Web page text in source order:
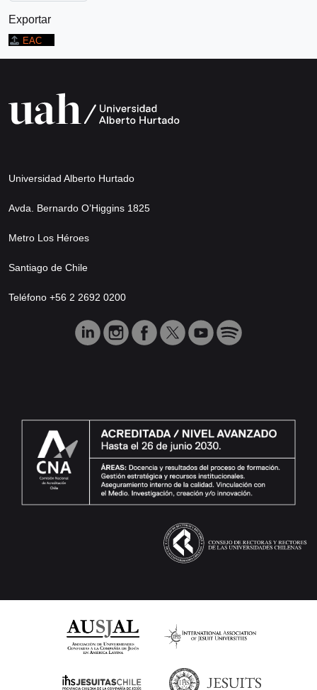
Exportar
EAC
Universidad Alberto Hurtado
Avda. Bernardo O’Higgins 1825
Metro Los Héroes
Santiago de Chile
Teléfono +56 2 2692 0200